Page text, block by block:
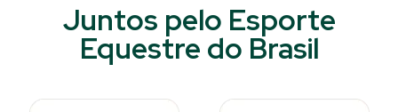
Juntos pelo Esporte
Equestre do Brasil​